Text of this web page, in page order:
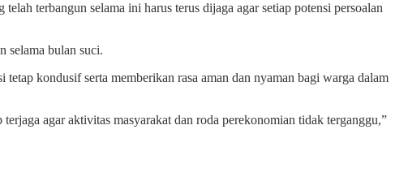
terbangun selama ini harus terus dijaga agar setiap potensi persoalan
selama bulan suci.
kondusif serta memberikan rasa aman dan nyaman bagi warga dalam
agar aktivitas masyarakat dan roda perekonomian tidak terganggu,”